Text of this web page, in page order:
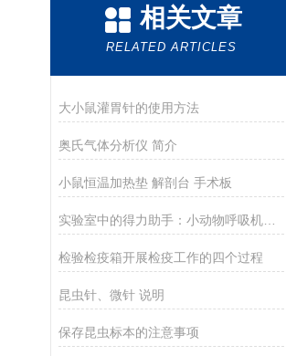
相关文章
RELATED ARTICLES
大小鼠灌胃针的使用方法
奥氏气体分析仪 简介
小鼠恒温加热垫 解剖台 手术板
实验室中的得力助手：小动物呼吸机在科研中的应用
检验检疫箱开展检疫工作的四个过程
昆虫针、微针 说明
保存昆虫标本的注意事项